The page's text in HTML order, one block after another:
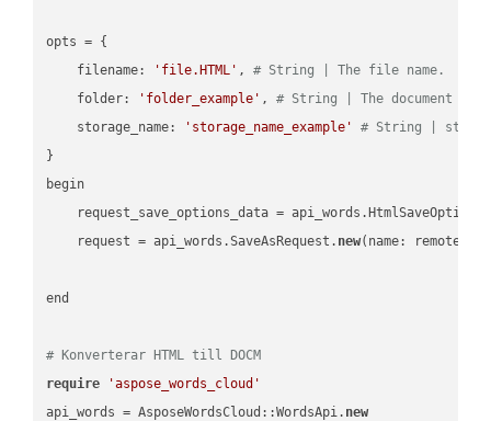
opts = {
    filename:
'file.HTML' , # String | The file name.
    folder:
'folder_example' , # String | The document
    storage_name:
'storage_name_example'
# String |
}
begin
request_save_options_data =
    request = api_words.SaveAsRequest.
new(name:
end
# Konverterar HTML till DOCM
require
'aspose_words_cloud'
api_words = AsposeWordsCloud::WordsApi. new